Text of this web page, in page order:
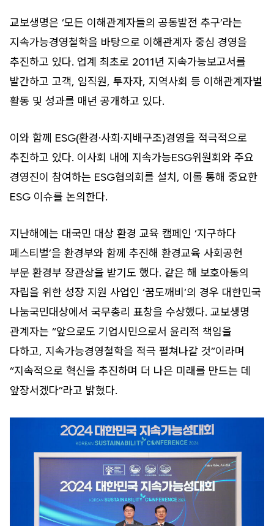
교보생명은 ‘모든 이해관계자들의 공동발전 추구’라는
지속가능경영철학을 바탕으로 이해관계자 중심 경영을
추진하고 있다. 업계 최초로 2011년 지속가능보고서를
발간하고 고객, 임직원, 투자자, 지역사회 등 이해관계자별
활동 및 성과를 매년 공개하고 있다.
이와 함께 ESG(환경·사회·지배구조)경영을 적극적으로
추진하고 있다. 이사회 내에 지속가능ESG위원회와 주요
경영진이 참여하는 ESG협의회를 설치, 이롤 통해 중요한
ESG 이슈를 논의한다.
지난해에는 대국민 대상 환경 교육 캠페인 ‘지구하다
페스티벌’을 환경부와 함께 추진해 환경교육 사회공헌
부문 환경부 장관상을 받기도 했다. 같은 해 보호아동의
자립을 위한 성장 지원 사업인 ‘꿈도깨비’의 경우 대한민국
나눔국민대상에서 국무총리 표창을 수상했다. 교보생명
관계자는 “앞으로도 기업시민으로서 윤리적 책임을
다하고, 지속가능경영철학을 적극 펼쳐나갈 것”이라며
“지속적으로 혁신을 추진하며 더 나은 미래를 만드는 데
앞장서겠다”라고 밝혔다.